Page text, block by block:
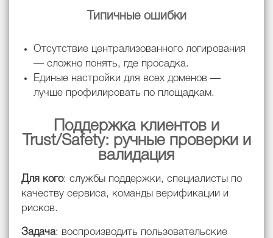
Типичные ошибки
Отсутствие централизованного логирования
— сложно понять, где просадка.
Единые настройки для всех доменов —
лучше профилировать по площадкам.
Поддержка клиентов и
Trust/Safety: ручные проверки и
валидация
Для кого: службы поддержки, специалисты по
качеству сервиса, команды верификации и
рисков.
Задача: воспроизводить пользовательские